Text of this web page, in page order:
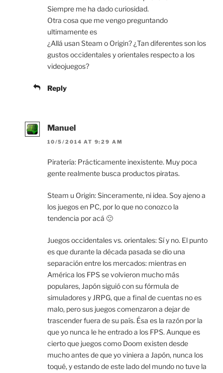
Siempre me ha dado curiosidad.
Otra cosa que me vengo preguntando
ultimamente es
¿Allá usan Steam o Origin? ¿Tan diferentes son los
gustos occidentales y orientales respecto a los
videojuegos?
Reply
Manuel
10/5/2014 AT 9:29 AM
Piratería: Prácticamente inexistente. Muy poca
gente realmente busca productos piratas.
Steam u Origin: Sinceramente, ni idea. Soy ajeno a
los juegos en PC, por lo que no conozco la
tendencia por acá 🙁
Juegos occidentales vs. orientales: Sí y no. El punto
es que durante la década pasada se dio una
separación entre los mercados: mientras en
América los FPS se volvieron mucho más
populares, Japón siguió con su fórmula de
simuladores y JRPG, que a final de cuentas no es
malo, pero sus juegos comenzaron a dejar de
trascender fuera de su país. Ésa es la razón por la
que yo nunca le he entrado a los FPS. Aunque es
cierto que juegos como Doom existen desde
mucho antes de que yo viniera a Japón, nunca los
toqué, y estando de este lado del mundo no tuve la